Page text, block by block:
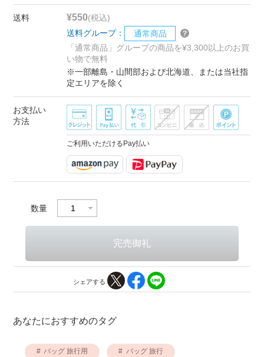
送料 ¥550(税込)
送料グループ：
通常商品
「通常商品」グループの商品を¥3,300以上のお買
い物で無料
※一部離島・山間部および北海道、または当社指
定エリアを除く
お支払い
方法
ご利用いただけるPay払い
数量
シェアする
あなたにおすすめのタグ
バッグ 旅行用 バッグ 旅行